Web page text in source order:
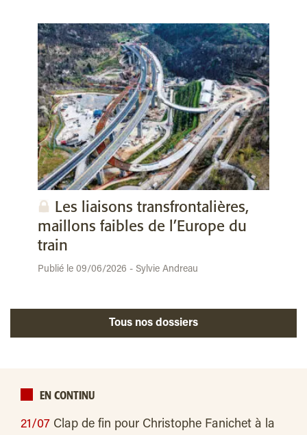
Les liaisons transfrontalières,
maillons faibles de l’Europe du
train
Publié le 09/06/2026 - Sylvie Andreau
Tous nos dossiers
EN CONTINU
21/07 Clap de fin pour Christophe Fanichet à la